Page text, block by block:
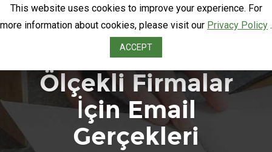
Küçük – Orta
Ölçekli Firmalar
İçin Email
Gerçekleri
This website uses cookies to improve your experience. For
more information about cookies, please visit our Privacy Policy .
ACCEPT